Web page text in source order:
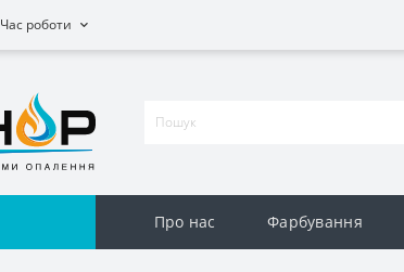
Час роботи
Про нас Фарбування